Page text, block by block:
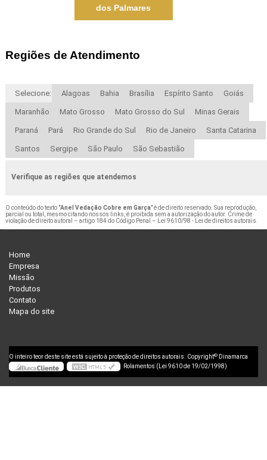
dos Palmares
Regiões de Atendimento
Selecione: Alagoas Bahia Brasília Espírito Santo Goiás
Maranhão Mato Grosso Mato Grosso do Sul Minas Gerais
Paraná Pará Rio Grande do Sul Rio de Janeiro Santa Catarina
Santos Sergipe São Paulo São Sebastião
Verifique as regiões que atendemos
O conteúdo do texto "Anel Vedação Cobre em Garça" é de direito reservado. Sua reprodução,
parcial ou total, mesmo citando nossos links, é proibida sem a autorização do autor. Crime de
violação de direito autoral – artigo 184 do Código Penal – Lei 9610/98 - Lei de direitos autorais.
Home
Empresa
Missão
Produtos
Contato
Mapa do site
O inteiro teor deste site está sujeito à proteção de direitos autorais. Copyright© Dinamarca
Rolamentos (Lei 9610 de 19/02/1998)